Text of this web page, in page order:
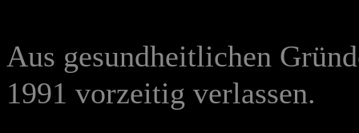
Aus gesundheitlichen
1991 vorzeitig verlassen.